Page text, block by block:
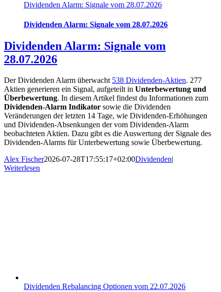
Dividenden Alarm: Signale vom 28.07.2026
Dividenden Alarm: Signale vom 28.07.2026
Dividenden Alarm: Signale vom
28.07.2026
Der Dividenden Alarm überwacht 538 Dividenden-Aktien. 277
Aktien generieren ein Signal, aufgeteilt in Unterbewertung und
Überbewertung. In diesem Artikel findest du Informationen zum
Dividenden-Alarm Indikator sowie die Dividenden
Veränderungen der letzten 14 Tage, wie Dividenden-Erhöhungen
und Dividenden-Absenkungen der vom Dividenden-Alarm
beobachteten Aktien. Dazu gibt es die Auswertung der Signale des
Dividenden-Alarms für Unterbewertung sowie Überbewertung.
Alex Fischer2026-07-28T17:55:17+02:00Dividenden|
Weiterlesen
Dividenden Rebalancing Optionen vom 22.07.2026